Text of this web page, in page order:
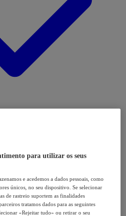
para utilizar os seus
e acedemos a dados pessoais, como
únicos, no seu dispositivo. Se selecionar
de rastreio suportem as finalidades
tratamos dados para as seguintes
«Rejeitar tudo» ou retirar o seu